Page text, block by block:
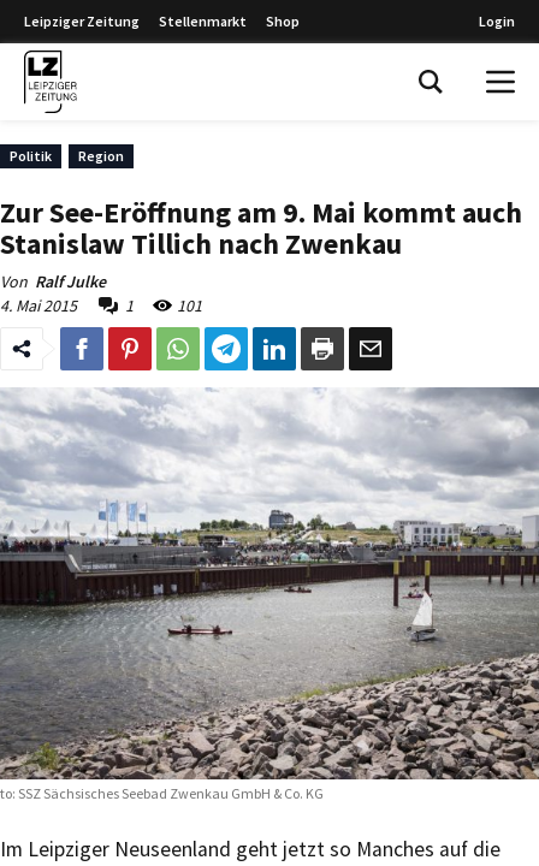
Leipziger Zeitung Stellenmarkt Shop Login
Politik Region
Zur See-Eröffnung am 9. Mai kommt auch
Stanislaw Tillich nach Zwenkau
Von Ralf Julke
4. Mai 2015
1 101
SSZ Sächsisches Seebad Zwenkau GmbH & Co. KG
Im Leipziger Neuseenland geht jetzt so Manches auf die